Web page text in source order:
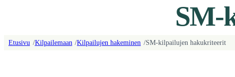
SM-
Etusivu /Kilpailemaan /Kilpailujen hakeminen /SM-kilpailujen hakukriteerit